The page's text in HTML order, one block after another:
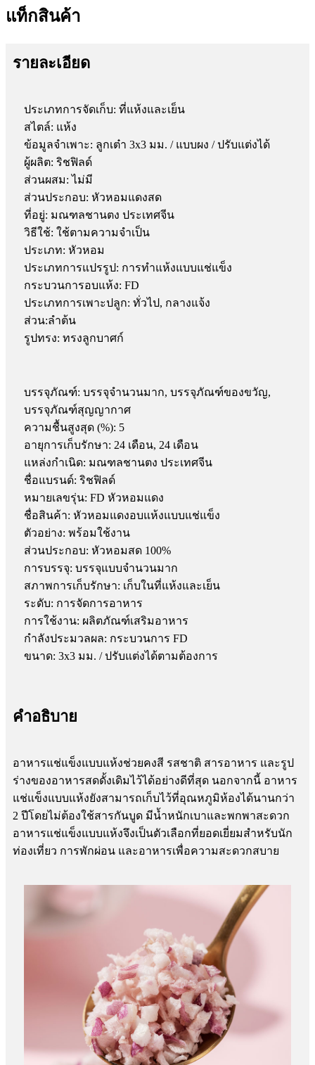
แท็กสินค้า
รายละเอียด
ประเภทการจัดเก็บ: ที่แห้งและเย็น
สไตล์: แห้ง
ข้อมูลจำเพาะ: ลูกเต๋า 3x3 มม. / แบบผง / ปรับแต่งได้
ผู้ผลิต: ริชฟิลด์
ส่วนผสม: ไม่มี
ส่วนประกอบ: หัวหอมแดงสด
ที่อยู่: มณฑลชานตง ประเทศจีน
วิธีใช้: ใช้ตามความจำเป็น
ประเภท: หัวหอม
ประเภทการแปรรูป: การทำแห้งแบบแช่แข็ง
กระบวนการอบแห้ง: FD
ประเภทการเพาะปลูก: ทั่วไป, กลางแจ้ง
ส่วน:ลำต้น
รูปทรง: ทรงลูกบาศก์
บรรจุภัณฑ์: บรรจุจำนวนมาก, บรรจุภัณฑ์ของขวัญ,
บรรจุภัณฑ์สุญญากาศ
ความชื้นสูงสุด (%): 5
อายุการเก็บรักษา: 24 เดือน, 24 เดือน
แหล่งกำเนิด: มณฑลชานตง ประเทศจีน
ชื่อแบรนด์: ริชฟิลด์
หมายเลขรุ่น: FD หัวหอมแดง
ชื่อสินค้า: หัวหอมแดงอบแห้งแบบแช่แข็ง
ตัวอย่าง: พร้อมใช้งาน
ส่วนประกอบ: หัวหอมสด 100%
การบรรจุ: บรรจุแบบจำนวนมาก
สภาพการเก็บรักษา: เก็บในที่แห้งและเย็น
ระดับ: การจัดการอาหาร
การใช้งาน: ผลิตภัณฑ์เสริมอาหาร
กำลังประมวลผล: กระบวนการ FD
ขนาด: 3x3 มม. / ปรับแต่งได้ตามต้องการ
คำอธิบาย
อาหารแช่แข็งแบบแห้งช่วยคงสี รสชาติ สารอาหาร และรูป
ร่างของอาหารสดดั้งเดิมไว้ได้อย่างดีที่สุด นอกจากนี้ อาหาร
แช่แข็งแบบแห้งยังสามารถเก็บไว้ที่อุณหภูมิห้องได้นานกว่า
2 ปีโดยไม่ต้องใช้สารกันบูด มีน้ำหนักเบาและพกพาสะดวก
อาหารแช่แข็งแบบแห้งจึงเป็นตัวเลือกที่ยอดเยี่ยมสำหรับนัก
ท่องเที่ยว การพักผ่อน และอาหารเพื่อความสะดวกสบาย